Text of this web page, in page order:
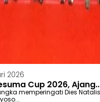
2026
Cup 2026,
memperingati Dies Natalis